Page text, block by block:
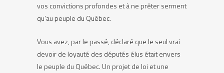
vos convictions profondes et à ne prêter serment
qu’au peuple du Québec.
Vous avez, par le passé, déclaré que le seul vrai
devoir de loyauté des députés élus était envers
le peuple du Québec. Un projet de loi et une